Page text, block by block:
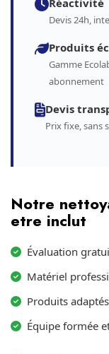
Réactivité
Devis 24h,
Produits
Gamme
abonnement
Devis
Prix fixe, sans
Notre
etre inclut
Évaluation
Matériel
Produits
Équipe formée